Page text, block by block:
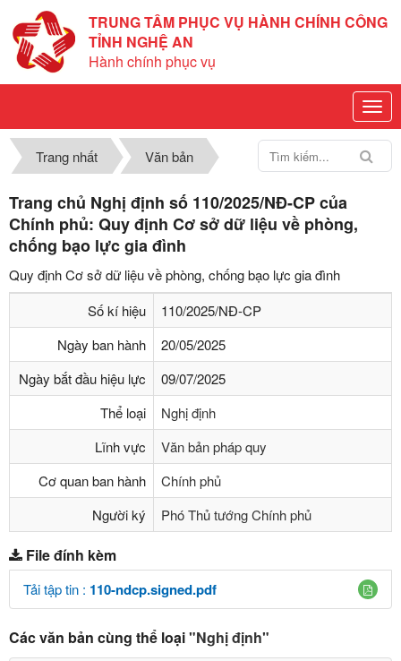
TRUNG TÂM PHỤC VỤ HÀNH CHÍNH CÔNG
TỈNH NGHỆ AN
Hành chính phục vụ
Trang nhất Văn bản
Trang chủ Nghị định số 110/2025/NĐ-CP của
Chính phủ: Quy định Cơ sở dữ liệu về phòng,
chống bạo lực gia đình
Quy định Cơ sở dữ liệu về phòng, chống bạo lực gia đình
Số kí hiệu
110/2025/NĐ-CP
Ngày ban hành
20/05/2025
Ngày bắt đầu hiệu lực
09/07/2025
Thể loại
Nghị định
Lĩnh vực
Văn bản pháp quy
Cơ quan ban hành
Chính phủ
Người ký
Phó Thủ tướng Chính phủ
File đính kèm
Tải tập tin : 110-ndcp.signed.pdf
Các văn bản cùng thể loại"Nghị định"